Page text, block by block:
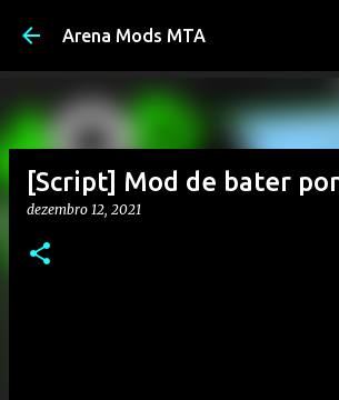
Pular para o conteúdo
Arena Mods MTA
[Script] Mod de bater
dezembro 12, 2021